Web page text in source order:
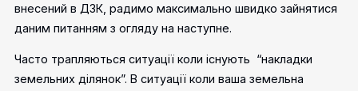
внесений в ДЗК, радимо максимально швидко зайнятися
даним питанням з огляду на наступне.
Часто трапляються ситуації коли існують “накладки
земельних ділянок”. В ситуації коли ваша земельна